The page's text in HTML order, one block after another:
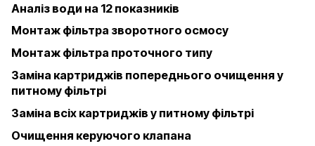
Аналіз води на 12 показників
Монтаж фільтра зворотного осмосу
Монтаж фільтра проточного типу
Заміна картриджів попереднього очищення у
питному фільтрі
Заміна всіх картриджів у питному фільтрі
Очищення керуючого клапана